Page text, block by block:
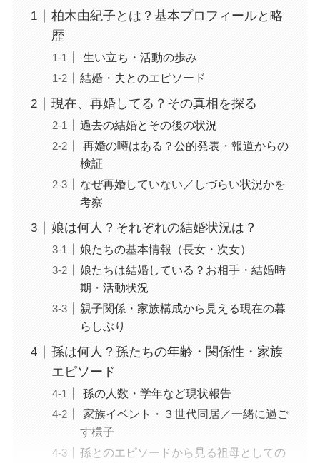
柏木由紀子とは？基本プロフィールと略
歴
生い立ち・活動の歩み
結婚・夫とのエピソード
現在、再婚してる？その真相を探る
過去の結婚とその後の状況
再婚の噂はある？公的発表・報道からの
検証
なぜ再婚していない／しづらい状況かを
考察
娘は何人？それぞれの結婚状況は？
娘たちの基本情報（長女・次女）
娘たちは結婚している？お相手・結婚時
期・活動状況
親子関係・家族構成から見える現在の暮
らしぶり
孫は何人？孫たちの年齢・関係性・家族
エピソード
孫の人数・学年など現状報告
家族イベント・３世代同居／一緒に過ご
す様子
孫とのエピソードから見る祖母としての